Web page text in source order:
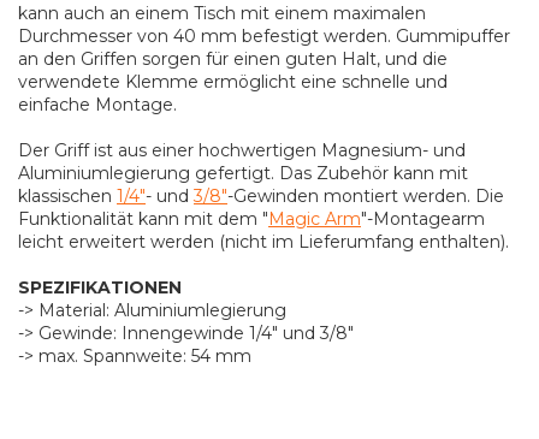
kann auch an einem Tisch mit einem maximalen
Durchmesser von 40 mm befestigt werden. Gummipuffer
an den Griffen sorgen für einen guten Halt, und die
verwendete Klemme ermöglicht eine schnelle und
einfache Montage.
Der Griff ist aus einer hochwertigen Magnesium- und
Aluminiumlegierung gefertigt. Das Zubehör kann mit
klassischen 1/4"- und3/8"-Gewinden montiert werden. Die
Funktionalität kann mit dem "Magic Arm"-Montagearm
leicht erweitert werden (nicht im Lieferumfang enthalten).
SPEZIFIKATIONEN
-> Material: Aluminiumlegierung
-> Gewinde: Innengewinde 1/4" und 3/8"
-> max. Spannweite: 54 mm